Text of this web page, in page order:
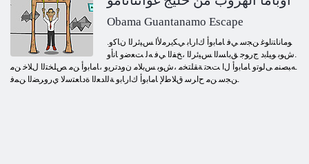
Obama Guantanamo Escape
.ﻮﻣﺎﻧﺎﺘﻧﺍﻮﻏ ﻦﺠﺳ ﻲﻓ ﺎﻣﺎﺑﻭﺃ ﻙﺍﺭﺎﺑ ﻲﻜﻳﺮﻣﻷ ﺍ ﺲﻴﺋﺮﻟﺍ ﻥﺎﻛﻭ
.ﺵﻮﺑ ﻮﻴﻠﺑﺩ ﺝﺭﻮﺟ ﻖﺑﺎﺴﻟﺍ ﺲﻴﺋﺮﻟﺍ ،ﺦﻔﻟﺍ ﻲﻓ ﻪﻟ ﺖﻌﺿﻭ ﺎﻧﺃﻭ
.ﻪﺒﺼﻨﻣ ﻰﻟﻮﺗﻭ ﺎﻣﺎﺑﻭﺃ ﻝﺍ ﺖﺤﺗ ﺔﻘﻠﺘﺨﻣ ،ﺵﻮﺑ ﺲﺑﻼ ﻣ ﻥﻭﺪﺗﺮﻳﻭ ،ﺎﻣﺎﺑﻭﺃ ﻦﻣ ﺺﻠﺨﺘﻟﺍ ﻝﻼ ﺧ ﻦﻣ
.ﻦﺠﺳ ﻦﻣ ﺡﺍﺮﺳ ﻕﻼ ﻃﻹ ﺎﻣﺎﺑﻭﺃ ﻙﺍﺭﺎﺑﻭ ﺔﻟﺍﺪﻌﻟﺍ ﺓﺩﺎﻌﺘﺳﻻ ﻱﺭﻭﺮﻀﻟﺍ ﻦﻤﻓ